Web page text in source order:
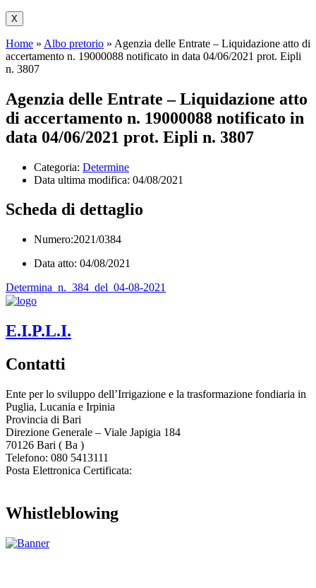
X
Home » Albo pretorio » Agenzia delle Entrate – Liquidazione atto di
accertamento n. 19000088 notificato in data 04/06/2021 prot. Eipli
n. 3807
Agenzia delle Entrate – Liquidazione atto
di accertamento n. 19000088 notificato in
data 04/06/2021 prot. Eipli n. 3807
Categoria: Determine
Data ultima modifica: 04/08/2021
Scheda di dettaglio
Numero:2021/0384
Data atto: 04/08/2021
Determina_n._384_del_04-08-2021
E.I.P.L.I.
Contatti
Ente per lo sviluppo dell’Irrigazione e la trasformazione fondiaria in
Puglia, Lucania e Irpinia
Provincia di Bari
Direzione Generale – Viale Japigia 184
70126 Bari ( Ba )
Telefono: 080 5413111
Posta Elettronica Certificata:
Whistleblowing